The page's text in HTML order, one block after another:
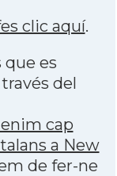
clic aquí.
es
del
cap
a New
de fer-ne